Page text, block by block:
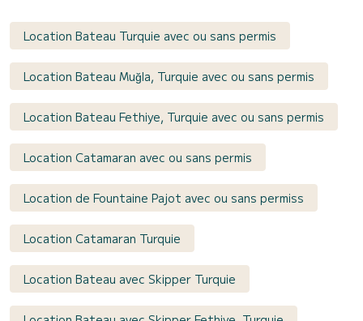
Location Bateau Turquie avec ou sans permis
Location Bateau Muğla, Turquie avec ou sans permis
Location Bateau Fethiye, Turquie avec ou sans permis
Location Catamaran avec ou sans permis
Location de Fountaine Pajot avec ou sans permiss
Location Catamaran Turquie
Location Bateau avec Skipper Turquie